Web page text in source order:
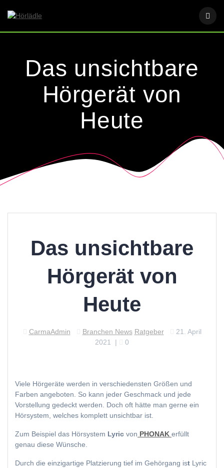
Das unsichtbare
Hörgerät von
Heute
Das unsichtbare
Hörgerät von
Heute
CarmaAdmin Branchen News Ratgeber
21. April
2021
| 0
Viele Hörgeräte werden in verschiedensten Größen und
Farben angeboten. So kann jeder Geschmack und jede
Vorstellung gedeckt werden. Doch oft hätte man gerne ein
Hörsystem, welches komplett unsichtbar ist.
Zum Beispiel das Hörsystem Lyric von PHONAK erfüllt
genau diese Wünsche.
Durch die einzigartige Platzierung tief im Gehörgang ist Lyric